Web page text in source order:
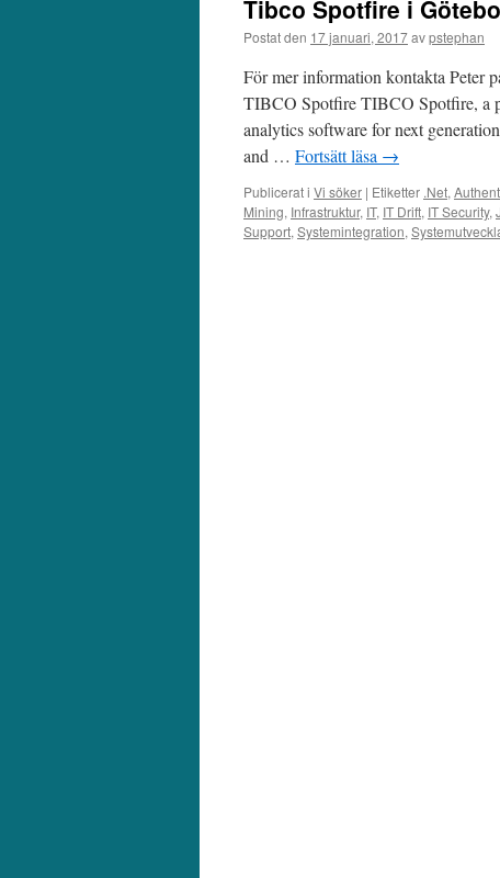
Tibco Spotfire i
Postat den 17 januari, 2017avpstephan
För mer information kontakta Peter
TIBCO Spotfire TIBCO Spotfire, a
analytics software for next
and … Fortsätt läsa →
Publicerat i Vi söker | Etiketter .Net,
Mining, Infrastruktur, IT, IT Drift, IT Security,
Support, Systemintegration,